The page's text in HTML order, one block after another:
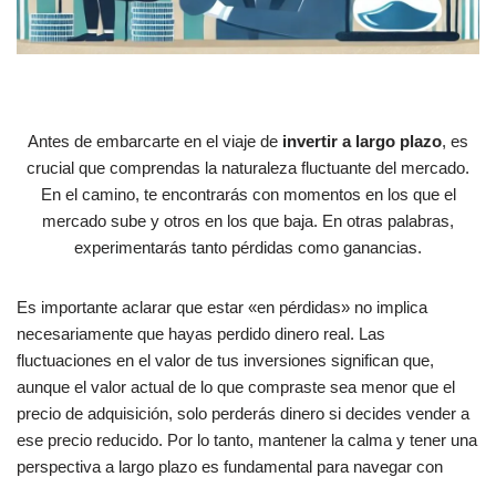
Antes de embarcarte en el viaje de invertir a largo plazo, es
crucial que comprendas la naturaleza fluctuante del mercado.
En el camino, te encontrarás con momentos en los que el
mercado sube y otros en los que baja. En otras palabras,
experimentarás tanto pérdidas como ganancias.
Es importante aclarar que estar «en pérdidas» no implica
necesariamente que hayas perdido dinero real. Las
fluctuaciones en el valor de tus inversiones significan que,
aunque el valor actual de lo que compraste sea menor que el
precio de adquisición, solo perderás dinero si decides vender a
ese precio reducido. Por lo tanto, mantener la calma y tener una
perspectiva a largo plazo es fundamental para navegar con